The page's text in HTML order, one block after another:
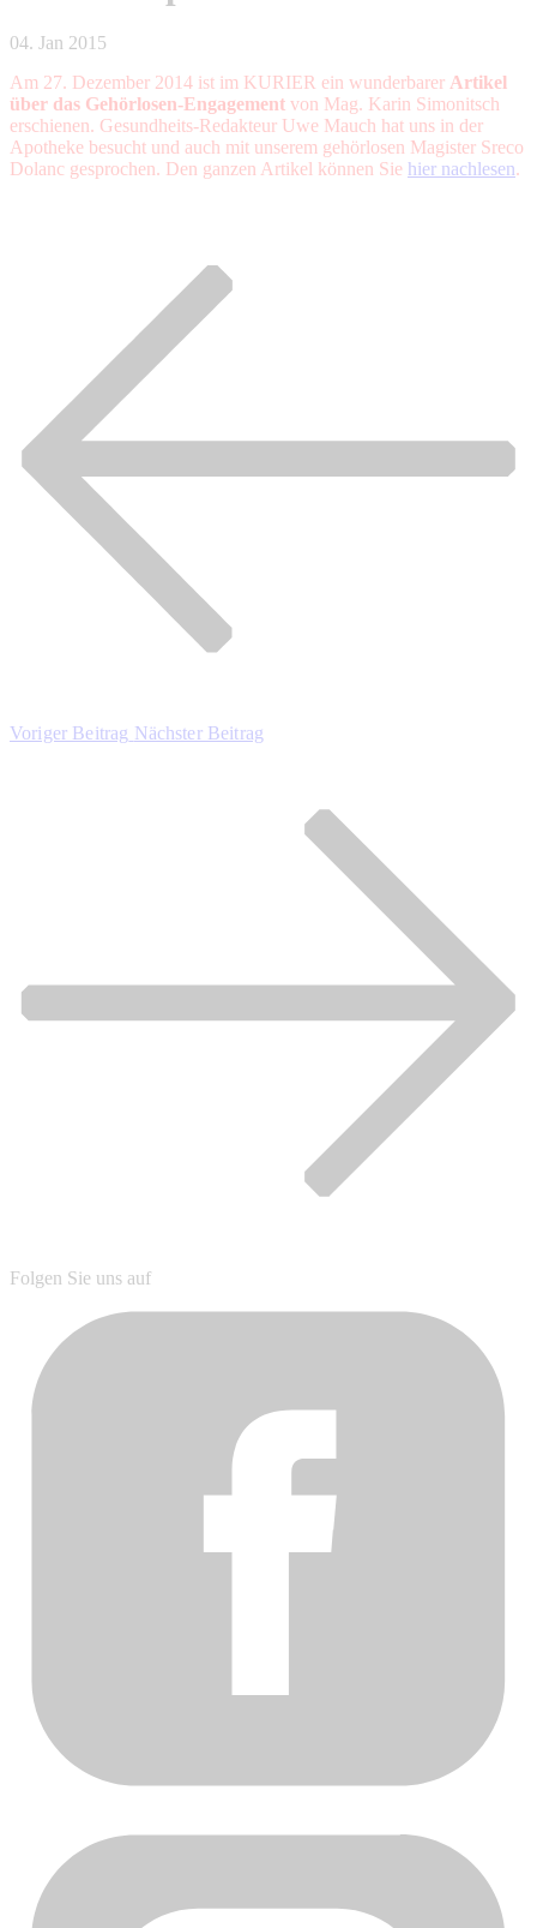
04. Jan 2015
Am 27. Dezember 2014 ist im KURIER ein wunderbarer Artikel
über das Gehörlosen-Engagement von Mag. Karin Simonitsch
erschienen. Gesundheits-Redakteur Uwe Mauch hat uns in der
Apotheke besucht und auch mit unserem gehörlosen Magister Sreco
Dolanc gesprochen. Den ganzen Artikel können Sie hier nachlesen.
Voriger Beitrag Nächster Beitrag
Folgen Sie uns auf